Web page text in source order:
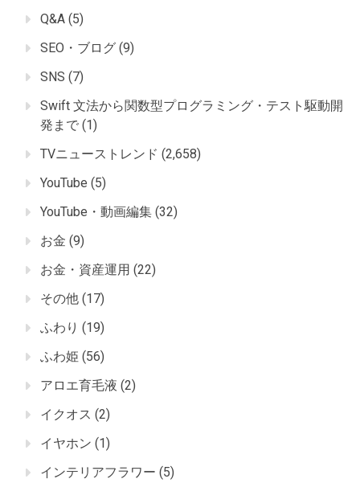
Q&A (5)
SEO・ブログ (9)
SNS (7)
Swift 文法から関数型プログラミング・テスト駆動開
発まで (1)
TVニューストレンド (2,658)
YouTube (5)
YouTube・動画編集 (32)
お金 (9)
お金・資産運用 (22)
その他 (17)
ふわり (19)
ふわ姫 (56)
アロエ育毛液 (2)
イクオス (2)
イヤホン (1)
インテリアフラワー (5)